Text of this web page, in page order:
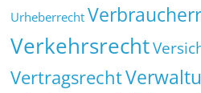
Urheberrecht
Verkehrsrecht
Vertragsrecht